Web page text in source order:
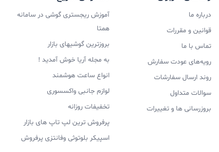
درباره ما
قوانین و مقررات
تماس با ما
رویه‌های عودت سفارش
روند ارسال سفارشات
سوالات متداول
بروزرسانی ها و تغییرات
آموزش ریجستری گوشی در سامانه
همتا
بروزترین گوشیهای بازار
به مجله آریا خوش آمدید !
انواع ساعت هوشمند
لوازم جانبی واکسسوری
تخفیفات روزانه
پرفروش ترین لپ تاپ های بازار
اسپیکر بلوتوثی وفانتزی پرفروش